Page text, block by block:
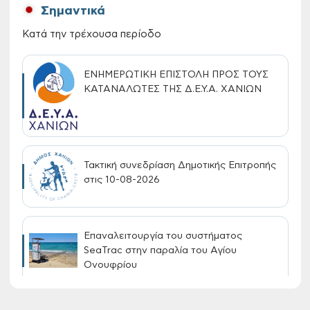
Σημαντικά
Κατά την τρέχουσα περίοδο
ΕΝΗΜΕΡΩΤΙΚΗ ΕΠΙΣΤΟΛΗ ΠΡΟΣ ΤΟΥΣ
ΚΑΤΑΝΑΛΩΤΕΣ ΤΗΣ Δ.Ε.Υ.Α. ΧΑΝΙΩΝ
Τακτική συνεδρίαση Δημοτικής Επιτροπής
στις 10-08-2026
Επαναλειτουργία του συστήματος
SeaTrac στην παραλία του Αγίου
Ονουφρίου